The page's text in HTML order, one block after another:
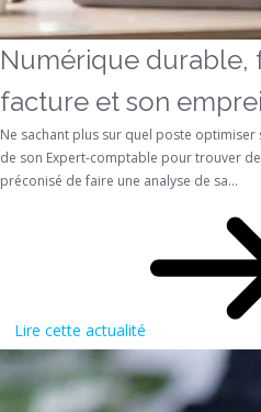
Numérique durable,
facture et son
Ne sachant plus sur quel poste optimiser
de son Expert-comptable pour trouver
préconisé de faire une analyse de sa...
Lire cette actualité